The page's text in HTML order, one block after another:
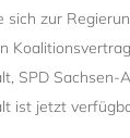
sich zur
SPD Sachsen-
ist jetzt